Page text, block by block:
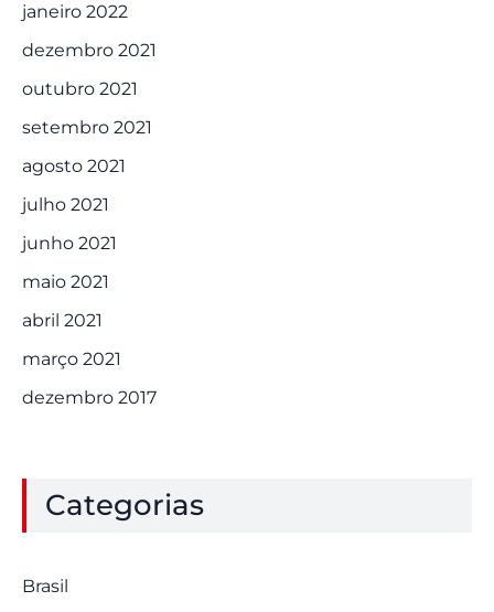
janeiro 2022
dezembro 2021
outubro 2021
setembro 2021
agosto 2021
julho 2021
junho 2021
maio 2021
abril 2021
março 2021
dezembro 2017
Categorias
Brasil